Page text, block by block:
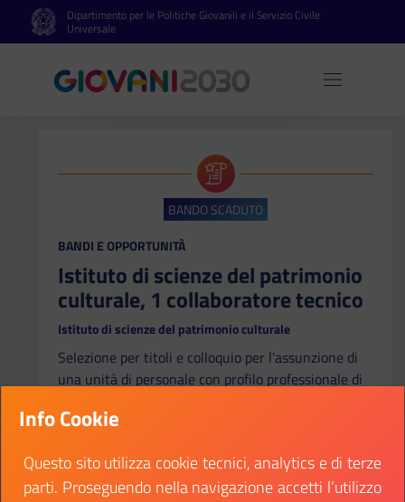
Vai al contenuto principale
Vai al footerDipartimento per le Politiche Giovanili e il Servizio Civile
Universale
Apri
BANDO SCADUTO
CATEGORIA:
BANDI E OPPORTUNITÀ
Istituto di scienze del patrimonio
culturale, 1 collaboratore tecnico
Istituto di scienze del patrimonio culturale
Selezione per titoli e colloquio per l'assunzione di
una unità di personale con profilo professionale di
presso l'Istituto di Scienze del Patrimonio Culturale
Data fine:
02 novembre 2023
Info Cookie
Questo sito utilizza cookie tecnici, analytics e di terze
parti. Proseguendo nella navigazione accetti l’utilizzo